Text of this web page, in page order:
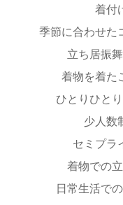
着付
季節に合わせた
立ち居振
着物を着た
ひとりひと
少人数
セミプラ
着物での
日常生活で